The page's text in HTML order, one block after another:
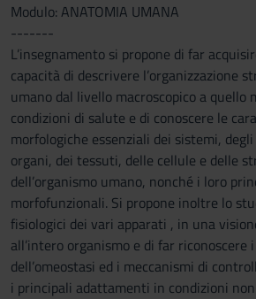
Modulo: ANATOMIA UMANA
-------
L’insegnamento si propone di far
capacità di descrivere l’organizzazione
umano dal livello macroscopico a quello
condizioni di salute e di conoscere le
morfologiche essenziali dei sistemi,
organi, dei tessuti, delle cellule e delle
dell’organismo umano, nonché i loro
morfofunzionali. Si propone inoltre lo
fisiologici dei vari apparati , in una
all’intero organismo e di far riconoscere
dell’omeostasi ed i meccanismi di
i principali adattamenti in condizioni